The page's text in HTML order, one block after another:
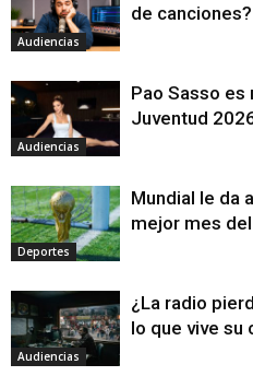
Audiencias
de canciones?
Audiencias
Pao Sasso es
Juventud
Deportes
Mundial le da
mejor mes
Audiencias
¿La radio
lo que vive su